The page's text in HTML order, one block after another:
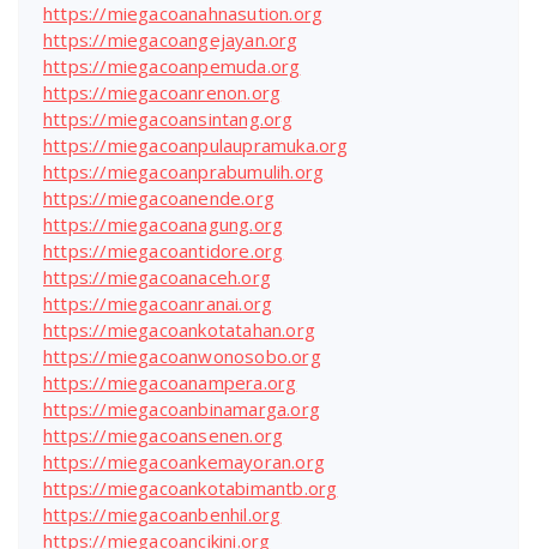
https://miegacoanahnasution.org
https://miegacoangejayan.org
https://miegacoanpemuda.org
https://miegacoanrenon.org
https://miegacoansintang.org
https://miegacoanpulaupramuka.org
https://miegacoanprabumulih.org
https://miegacoanende.org
https://miegacoanagung.org
https://miegacoantidore.org
https://miegacoanaceh.org
https://miegacoanranai.org
https://miegacoankotatahan.org
https://miegacoanwonosobo.org
https://miegacoanampera.org
https://miegacoanbinamarga.org
https://miegacoansenen.org
https://miegacoankemayoran.org
https://miegacoankotabimantb.org
https://miegacoanbenhil.org
https://miegacoancikini.org